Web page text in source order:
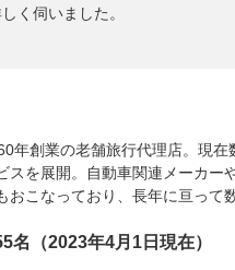
く伺いました。
年創業の老舗旅行代理店。現
を展開。自動車関連メーカ
こなっており、長年に亘って
名（2023年4月1日現在）